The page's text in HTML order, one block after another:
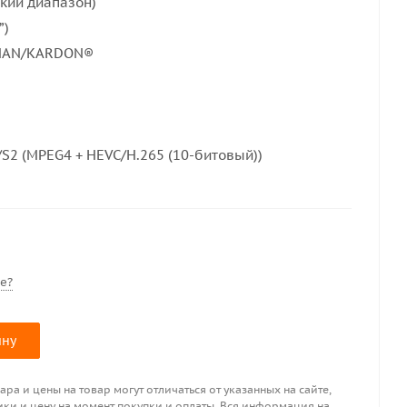
KARDON®
(MPEG4 + HEVC/H.265 (10-битовый))
и цены на товар могут отличаться от указанных на сайте,